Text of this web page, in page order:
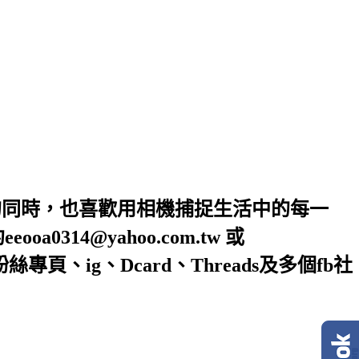
時，也喜歡用相機捕捉生活中的每一
或
絲專頁、ig、Dcard、Threads及多個fb社